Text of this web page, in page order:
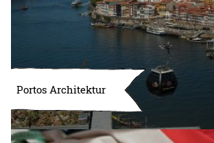
Portos Architektur